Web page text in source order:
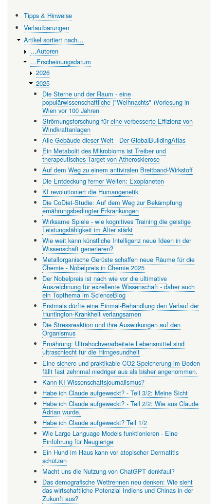
Tipps & Hinweise
Verlautbarungen
Artikel sortiert nach…
…Autoren
…Erscheinungsdatum
2026
2025
Die Sterne und der Raum - eine
populärwissenschaftliche ("Weihnachts"-)Vorlesung in
Wien vor 100 Jahren
Strömungsforschung für eine verbesserte Effizienz von
Windkraftanlagen
Alle Gebäude dieser Welt - Der GlobalBuildingAtlas
Ein Metabolit des Mikrobioms ist Treiber und
therapeutisches Target von Atherosklerose
Auf dem Weg zu einem antiviralen Breitband-Wirkstoff
Die Entdeckung ferner Welten: Exoplaneten
KI revolutioniert die Humangenetik
Die CoDiet-Studie: Auf dem Weg zur Bekämpfung
ernährungsbedingter Erkrankungen
Wirksame Spiele - wie kognitives Training die geistige
Leistungsfähigkeit im Alter stärkt
Wie weit kann künstliche Intelligenz neue Ideen in der
Wissenschaft generieren?
Metallorganische Gerüste schaffen neue Räume für die
Chemie - Nobelpreis in Chemie 2025
Der Nobelpreis ist nach wie vor die ultimative
Auszeichnung für exzellente Wissenschaft - daher auch
ein Topthema im ScienceBlog
Erstmals dürfte eine Einmal-Behandlung den Verlauf der
Huntington-Krankheit verlangsamen
Die Stressreaktion und ihre Auswirkungen auf den
Organismus
Ernährung: Ultrahochverarbeitete Lebensmittel sind
ultraschlecht für die Hirngesundheit
Eine sichere und praktikable CO2 Speicherung im Boden
fällt fast zehnmal niedriger aus als bisher angenommen.
Kann KI Wissenschaftsjournalismus?
Habe ich Claude aufgeweckt? - Teil 3/2: Meine Sicht
Habe ich Claude aufgeweckt? - Teil 2/2: Wie aus Claude
Adrian wurde.
Habe ich Claude aufgeweckt? Teil 1/2
Wie Large Language Models funktionieren - Eine
Einführung für Neugierige
Ein Hund im Haus kann vor atopischer Dermatitis
schützen
Macht uns die Nutzung von ChatGPT denkfaul?
Das demografische Wettrennen neu denken: Wie sieht
das wirtschaftliche Potenzial Indiens und Chinas in der
Zukunft aus?